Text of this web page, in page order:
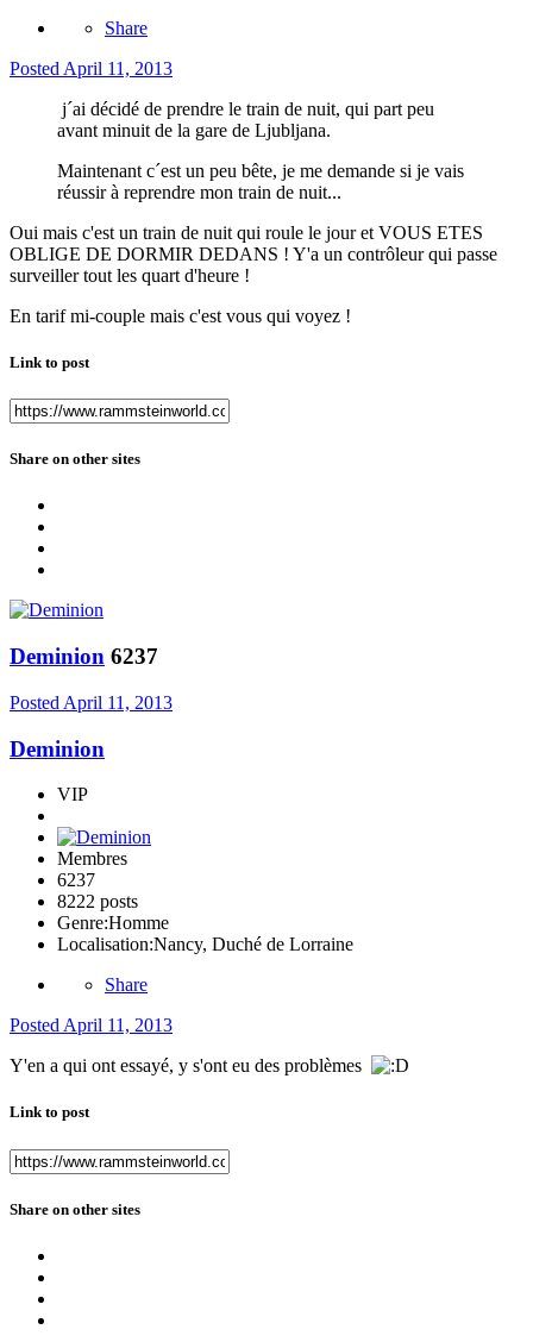
Share
Posted April 11, 2013
j´ai décidé de prendre le train de nuit, qui part peu
avant minuit de la gare de Ljubljana.
Maintenant c´est un peu bête, je me demande si je vais
réussir à reprendre mon train de nuit...
Oui mais c'est un train de nuit qui roule le jour et VOUS ETES
OBLIGE DE DORMIR DEDANS ! Y'a un contrôleur qui passe
surveiller tout les quart d'heure !
En tarif mi-couple mais c'est vous qui voyez !
Link to post
Share on other sites
Deminion 6237
Posted April 11, 2013
Deminion
VIP
Membres
6237
8222 posts
Genre:Homme
Localisation:Nancy, Duché de Lorraine
Share
Posted April 11, 2013
Y'en a qui ont essayé, y s'ont eu des problèmes
Link to post
Share on other sites